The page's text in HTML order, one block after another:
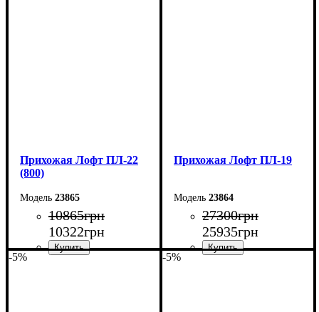
Прихожая Лофт ПЛ-22
(800)
23865
10865грн
10322грн
Прихожая Лофт ПЛ-19
23864
27300грн
25935грн
-5% -5%